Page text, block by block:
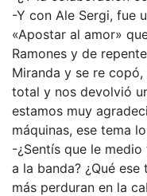
-Y con Ale Sergi, fue
«Apostar al amor»
Ramones y de
Miranda y se re
total y nos devolvió
estamos muy
máquinas, ese tema
-¿Sentís que le
a la banda? ¿Qué
más perduran en la